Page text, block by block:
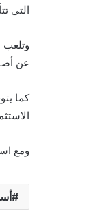
التي
وتلعب
عن
كما
ومع